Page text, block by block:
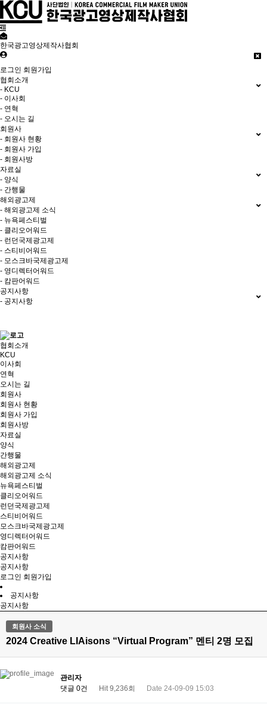
한국광고영상제작사협회
로그인 회원가입
협회소개
- KCU
- 이사회
- 연혁
- 오시는 길
회원사
- 회원사 현황
- 회원사 가입
- 회원사방
자료실
- 양식
- 간행물
해외광고제
- 해외광고제 소식
- 뉴욕페스티벌
- 클리오어워드
- 런던국제광고제
- 스티비어워드
- 모스크바국제광고제
- 영디렉터어워드
- 캄판어워드
공지사항
- 공지사항
협회소개
KCU
이사회
연혁
오시는 길
회원사
회원사 현황
회원사 가입
회원사방
자료실
양식
간행물
해외광고제
해외광고제 소식
뉴욕페스티벌
클리오어워드
런던국제광고제
스티비어워드
모스크바국제광고제
영디렉터어워드
캄판어워드
공지사항
공지사항
로그인 회원가입
공지사항
공지사항
회원사 소식
2024 Creative LIAisons “Virtual Program” 멘티 2명 모집
관리자
댓글 0건
Hit 9,236회 Date 24-09-09 15:03